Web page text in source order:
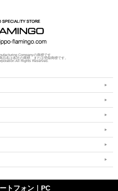
Companyの商標です
品名は各社の商標、または登録商標です。
All Rights Reserved.
トフォン｜ PC